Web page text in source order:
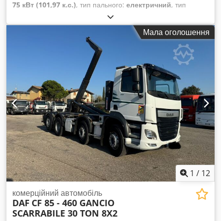
75 кВт (101,97 к.с.), тип пального: електричний, тип
, колір:
місць:8, Рік виготовлення:2023,
Мала оголошення
1 / 12
комерційний автомобіль
DAF CF 85 - 460 GANCIO
SCARRABILE 30 TON 8X2